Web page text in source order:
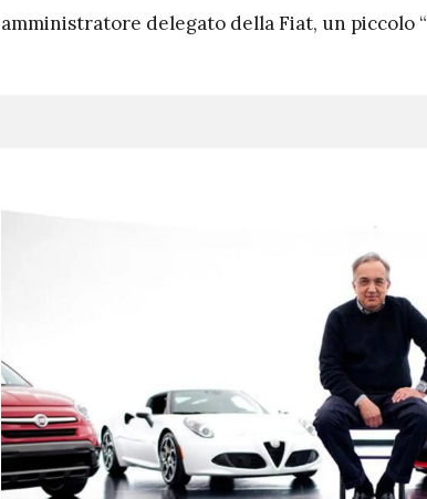
amministratore delegato della Fiat, un piccolo “